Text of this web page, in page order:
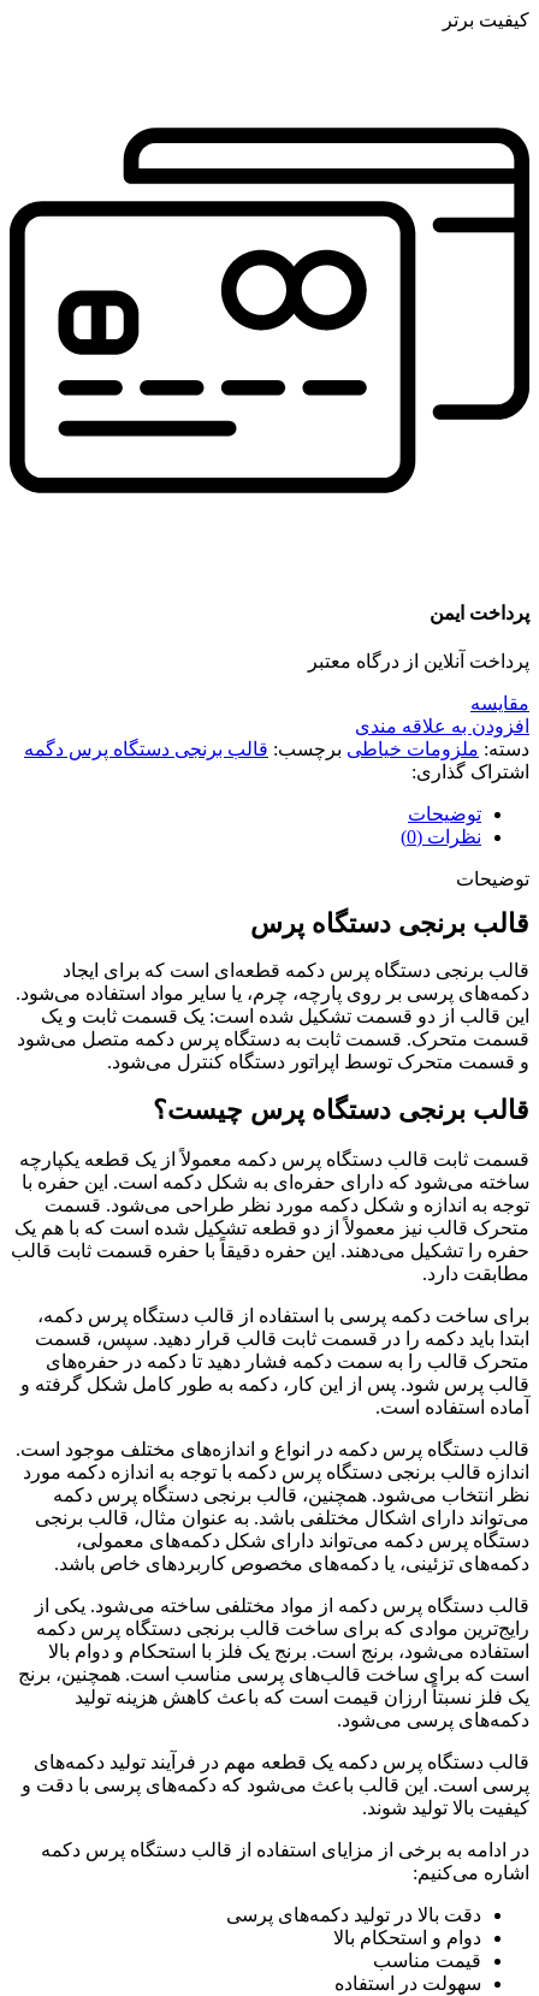
کیفیت برتر
پرداخت ایمن
پرداخت آنلاین از درگاه معتبر
مقايسه
افزودن به علاقه مندی
دسته: ملزومات خیاطی برچسب: قالب برنجی دستگاه پرس دگمه
اشتراک گذاری:
توضیحات
نظرات (0)
توضیحات
قالب برنجی دستگاه پرس
قالب برنجی دستگاه پرس دکمه قطعه‌ای است که برای ایجاد
دکمه‌های پرسی بر روی پارچه، چرم، یا سایر مواد استفاده می‌شود.
این قالب از دو قسمت تشکیل شده است: یک قسمت ثابت و یک
قسمت متحرک. قسمت ثابت به دستگاه پرس دکمه متصل می‌شود
و قسمت متحرک توسط اپراتور دستگاه کنترل می‌شود.
قالب برنجی دستگاه پرس چیست؟
قسمت ثابت قالب دستگاه پرس دکمه معمولاً از یک قطعه یکپارچه
ساخته می‌شود که دارای حفره‌ای به شکل دکمه است. این حفره با
توجه به اندازه و شکل دکمه مورد نظر طراحی می‌شود. قسمت
متحرک قالب نیز معمولاً از دو قطعه تشکیل شده است که با هم یک
حفره را تشکیل می‌دهند. این حفره دقیقاً با حفره قسمت ثابت قالب
مطابقت دارد.
برای ساخت دکمه پرسی با استفاده از قالب دستگاه پرس دکمه،
ابتدا باید دکمه را در قسمت ثابت قالب قرار دهید. سپس، قسمت
متحرک قالب را به سمت دکمه فشار دهید تا دکمه در حفره‌های
قالب پرس شود. پس از این کار، دکمه به طور کامل شکل گرفته و
آماده استفاده است.
قالب دستگاه پرس دکمه در انواع و اندازه‌های مختلف موجود است.
اندازه قالب برنجی دستگاه پرس دکمه با توجه به اندازه دکمه مورد
نظر انتخاب می‌شود. همچنین، قالب برنجی دستگاه پرس دکمه
می‌تواند دارای اشکال مختلفی باشد. به عنوان مثال، قالب برنجی
دستگاه پرس دکمه می‌تواند دارای شکل دکمه‌های معمولی،
دکمه‌های تزئینی، یا دکمه‌های مخصوص کاربردهای خاص باشد.
قالب دستگاه پرس دکمه از مواد مختلفی ساخته می‌شود. یکی از
رایج‌ترین موادی که برای ساخت قالب برنجی دستگاه پرس دکمه
استفاده می‌شود، برنج است. برنج یک فلز با استحکام و دوام بالا
است که برای ساخت قالب‌های پرسی مناسب است. همچنین، برنج
یک فلز نسبتاً ارزان قیمت است که باعث کاهش هزینه تولید
دکمه‌های پرسی می‌شود.
قالب دستگاه پرس دکمه یک قطعه مهم در فرآیند تولید دکمه‌های
پرسی است. این قالب باعث می‌شود که دکمه‌های پرسی با دقت و
کیفیت بالا تولید شوند.
در ادامه به برخی از مزایای استفاده از قالب دستگاه پرس دکمه
اشاره می‌کنیم:
دقت بالا در تولید دکمه‌های پرسی
دوام و استحکام بالا
قیمت مناسب
سهولت در استفاده